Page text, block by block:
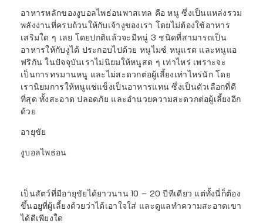
อาหารหลักของงูบอลไพธ่อนพาสเทล คือ หนู ซึ่งเป็นแหล่งรวม
พลังงานที่ครบถ้วนให้กับเจ้างูของเรา โดยไม่ต้องใช้อาหาร
เสริมใด ๆ เลย โดยปกติแล้วจะมีหนู่ 3 ชนิดที่สามารถเป็น
อาหารให้กับงูได้ ประกอบไปด้วย หนูไมซ์ หนูแรต และหนูแอ
ฟริกัน ในปัจจุบันเราไม่นิยมให้หนูสด ๆ เท่าไหร่ เพราะจะ
เป็นการทรมานหนู และไม่สะดวกต่อผู้เลี้ยงเท่าไหร่นัก โดย
เรานิยมการให้หนูแช่แข็งเป็นอาหารแทน ซึ่งเป็นตัวเลือกที่ดี
ที่สุด ทั้งสะอาด ปลอดภัย และอำนวยความสะดวกต่อผู้เลี้ยงอีก
ด้วย
อายุขัย
งูบอลไพธ่อน
เป็นสัตว์ที่มีอายุขัยได้ยาวนาน 10 – 20 ปีทีเดียว แต่ทั้งนี่ก็ต้อง
ขึ้นอยูที่ผู้เลี้ยงด้วยว่าได้เอาใจใส่ และดูแลทำความสะอาดเขา
ได้ดีเพียงใด